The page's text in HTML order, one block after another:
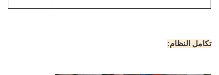
تكامل النظام: